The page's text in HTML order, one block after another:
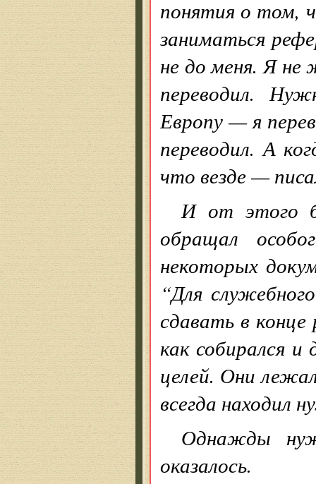
понятия о том,
заниматься
не до меня. Я не
переводил.
Европу — я
переводил. А
что везде —
И от этого
обращал
некоторых
“Для
сдавать в
как собирался
целей. Они
всегда находил
Однажды
оказалось.